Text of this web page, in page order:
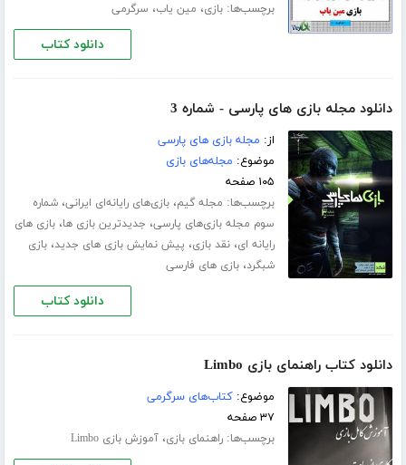
برچسب‌ها:بازی، مین یاب، سرگرمی
دانلود کتاب
دانلود مجله بازی های پارسی - شماره 3
از: مجله بازی های پارسی
موضوع: مجله‌های بازی
۱۰۵ صفحه
برچسب‌ها: مجله گیم،بازی‌های رایانه‌ای ایرانی،شماره‌
سوم مجله‌ بازی‌های پارسی، جدیدترین بازی ها،بازی های
رایانه ای،نقد بازی، پیش نمایش بازی های جدید،بازی
شبگرد،بازی های فارسی
دانلود کتاب
دانلود کتاب راهنمای بازی Limbo
موضوع:کتاب‌های سرگرمی
۳۷ صفحه
برچسب‌ها:راهنمای بازی،آموزش بازی Limbo